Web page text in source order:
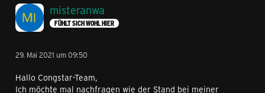
misteranwa
FÜHLT SICH WOHL HIER
29. Mai 2021 um 09:50
Hallo Congstar-Team,
Ich möchte mal nachfragen wie der Stand bei meiner